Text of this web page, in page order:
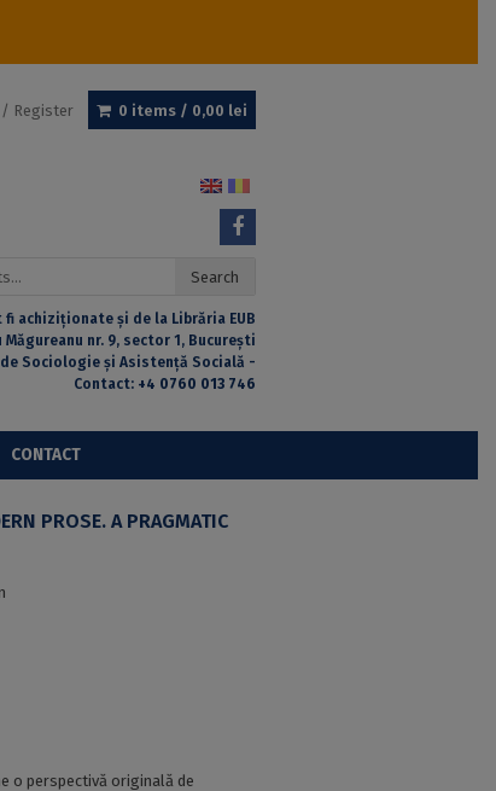
/ Register 0 items / 0,00 lei
Search
fi achiziționate și de la Librăria EUB
Măgureanu nr. 9, sector 1, București
Sociologie și Asistență Socială -
Contact: +4 0760 013 746
CONTACT
PROSE. A PRAGMATIC
o perspectivă originală de